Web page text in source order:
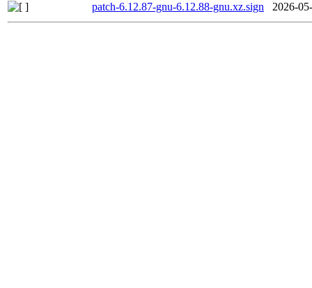
patch-6.12.87-gnu-6.12.88-gnu.xz.sign
2026-